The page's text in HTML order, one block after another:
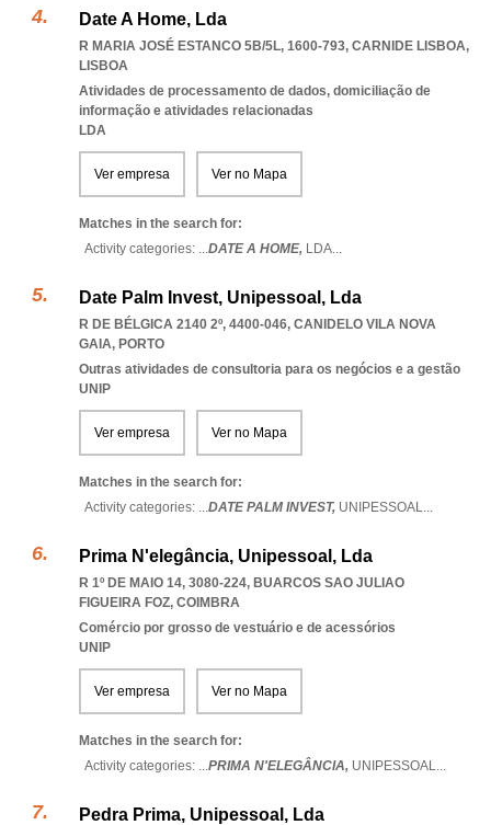
Date A Home, Lda
R MARIA JOSÉ ESTANCO 5B/5L, 1600-793, CARNIDE LISBOA,
LISBOA
Atividades de processamento de dados, domiciliação de
informação e atividades relacionadas
LDA
Ver empresa Ver no Mapa
Matches in the search for:
Activity categories: ...DATE A HOME, LDA...
Date Palm Invest, Unipessoal, Lda
R DE BÉLGICA 2140 2º, 4400-046, CANIDELO VILA NOVA
GAIA, PORTO
Outras atividades de consultoria para os negócios e a gestão
UNIP
Ver empresa Ver no Mapa
Matches in the search for:
Activity categories: ...DATE PALM INVEST, UNIPESSOAL...
Prima N'elegância, Unipessoal, Lda
R 1º DE MAIO 14, 3080-224, BUARCOS SAO JULIAO
FIGUEIRA FOZ, COIMBRA
Comércio por grosso de vestuário e de acessórios
UNIP
Ver empresa Ver no Mapa
Matches in the search for:
Activity categories: ...PRIMA N'ELEGÂNCIA, UNIPESSOAL...
Pedra Prima, Unipessoal, Lda